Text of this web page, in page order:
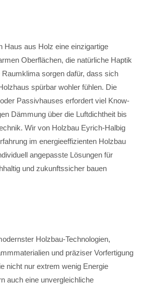
Haus aus Holz eine einzigartige
Oberflächen, die natürliche Haptik
Raumklima sorgen dafür, dass sich
spürbar wohler fühlen. Die
Passivhauses erfordert viel Know-
Dämmung über die Luftdichtheit bis
Wir von Holzbau Eyrich-Halbig
im energieeffizienten Holzbau
angepasste Lösungen für
und zukunftssicher bauen
Holzbau-Technologien,
und präziser Vorfertigung
nicht nur extrem wenig Energie
auch eine unvergleichliche